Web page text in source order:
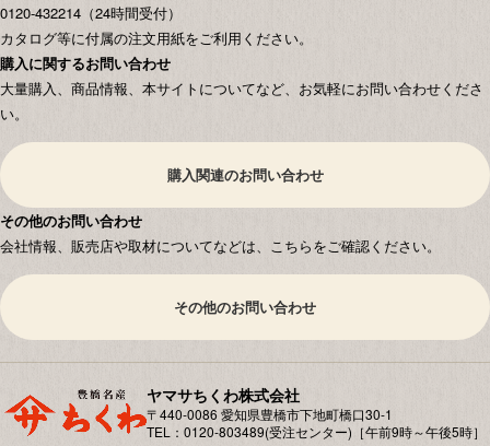
0120-432214（24時間受付）
カタログ等に付属の注文用紙をご利用ください。
購入に関するお問い合わせ
大量購入、商品情報、本サイトについてなど、お気軽にお問い合わせくださ
い。
購入関連のお問い合わせ
その他のお問い合わせ
会社情報、販売店や取材についてなどは、こちらをご確認ください。
その他のお問い合わせ
ヤマサちくわ株式会社
〒440-0086 愛知県豊橋市下地町橋⼝30-1
TEL：0120-803489(受注センター)［午前9時～午後5時］